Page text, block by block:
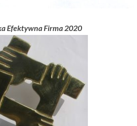
Efektywna Firma 2020